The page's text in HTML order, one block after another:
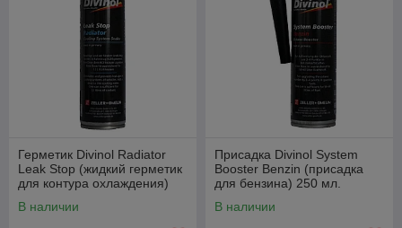
Герметик Divinol Radiator
Leak Stop (жидкий герметик
для контура охлаждения)
В наличии
Присадка Divinol System
Booster Benzin (присадка
для бензина) 250 мл.
В наличии